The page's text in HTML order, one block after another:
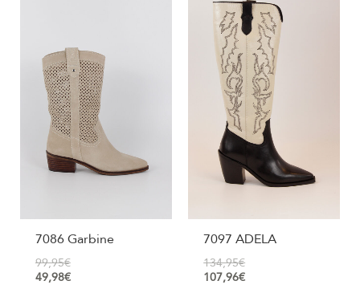
7086 Garbine
99,95€
49,98€
7097 ADELA
134,95€
107,96€